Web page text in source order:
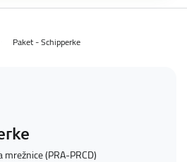
Paket - Schipperke
(PRA-PRCD)